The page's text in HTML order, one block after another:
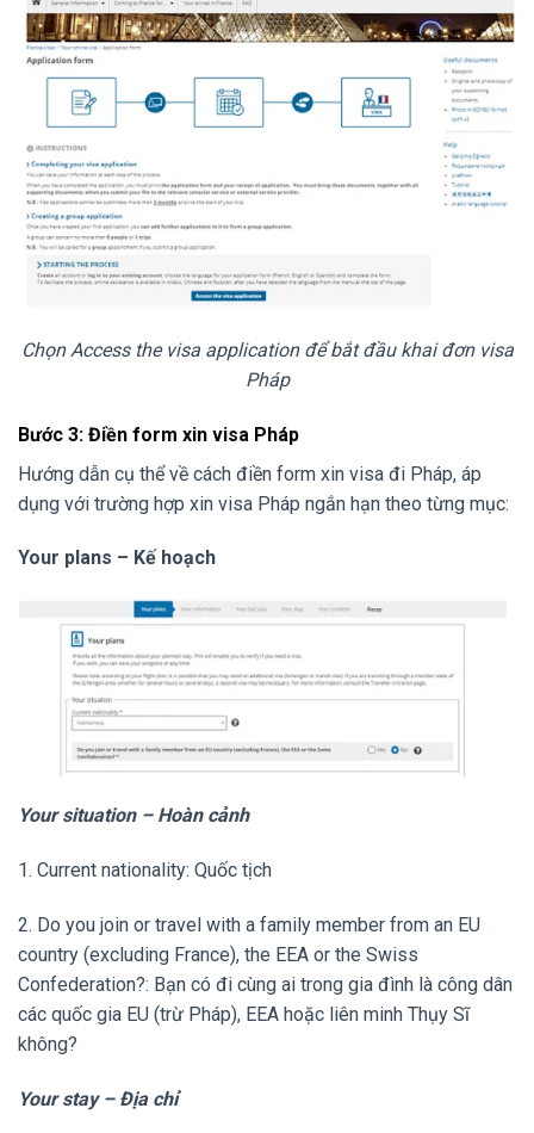
Chọn Access the visa application để bắt đầu khai đơn visa
Pháp
Bước 3: Điền form xin visa Pháp
Hướng dẫn cụ thể về cách điền form xin visa đi Pháp, áp
dụng với trường hợp xin visa Pháp ngắn hạn theo từng mục:
Your plans – Kế hoạch
Your situation – Hoàn cảnh
1. Current nationality: Quốc tịch
2. Do you join or travel with a family member from an EU
country (excluding France), the EEA or the Swiss
Confederation?: Bạn có đi cùng ai trong gia đình là công dân
các quốc gia EU (trừ Pháp), EEA hoặc liên minh Thụy Sĩ
không?
Your stay – Địa chỉ